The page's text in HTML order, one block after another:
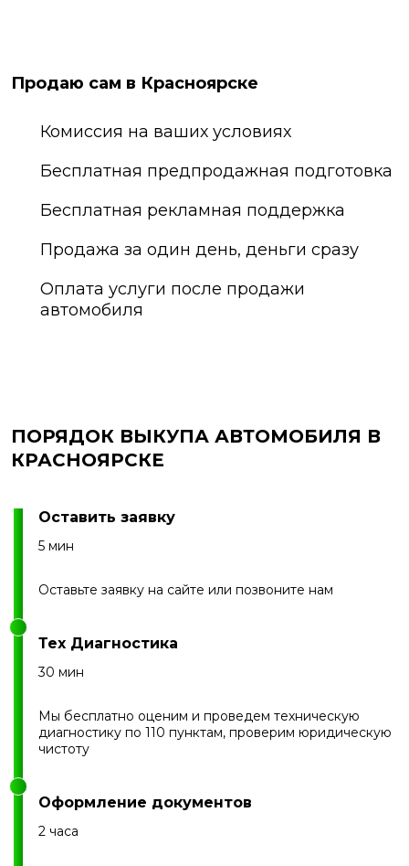
Продаю сам в Красноярске
Комиссия на ваших условиях
Бесплатная предпродажная подготовка
Бесплатная рекламная поддержка
Продажа за один день, деньги сразу
Оплата услуги после продажи
автомобиля
ПОРЯДОК ВЫКУПА АВТОМОБИЛЯ В
КРАСНОЯРСКЕ
Оставить заявку
5 мин
Оставьте заявку на сайте или позвоните нам
Тех Диагностика
30 мин
Мы бесплатно оценим и проведем техническую
диагностику по 110 пунктам, проверим юридическую
чистоту
Оформление документов
2 часа